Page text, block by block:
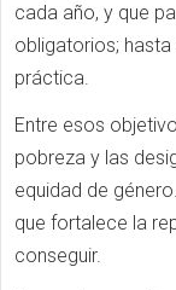
cada año, y que
obligatorios;
práctica.
Entre esos
pobreza y las
equidad de
que fortalece la
conseguir.